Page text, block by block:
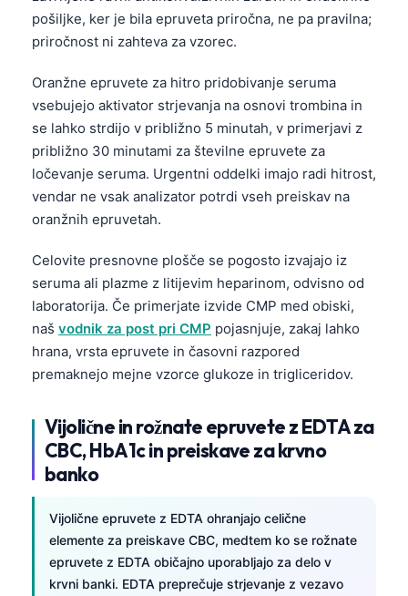
pošiljke, ker je bila epruveta priročna, ne pa pravilna;
priročnost ni zahteva za vzorec.
Oranžne epruvete za hitro pridobivanje seruma
vsebujejo aktivator strjevanja na osnovi trombina in
se lahko strdijo v približno 5 minutah, v primerjavi z
približno 30 minutami za številne epruvete za
ločevanje seruma. Urgentni oddelki imajo radi hitrost,
vendar ne vsak analizator potrdi vseh preiskav na
oranžnih epruvetah.
Celovite presnovne plošče se pogosto izvajajo iz
seruma ali plazme z litijevim heparinom, odvisno od
laboratorija. Če primerjate izvide CMP med obiski,
naš vodnik za post pri CMP pojasnjuje, zakaj lahko
hrana, vrsta epruvete in časovni razpored
premaknejo mejne vzorce glukoze in trigliceridov.
Vijolične in rožnate epruvete z EDTA za
CBC, HbA1c in preiskave za krvno
banko
Vijolične epruvete z EDTA ohranjajo celične
elemente za preiskave CBC, medtem ko se rožnate
epruvete z EDTA običajno uporabljajo za delo v
krvni banki. EDTA preprečuje strjevanje z vezavo